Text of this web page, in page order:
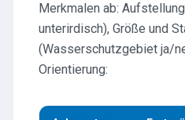
Merkmalen ab:
unterirdisch), Größe und
(Wasserschutzgebiet ja/
Orientierung: